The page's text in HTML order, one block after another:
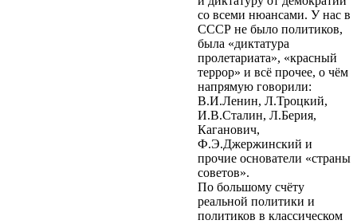
со всеми нюансами. У нас в
СССР не было политиков,
была «диктатура
пролетариата», «красный
террор» и всё прочее, о чём
напрямую говорили:
В.И.Ленин, Л.Троцкий,
И.В.Сталин, Л.Берия,
Каганович,
Ф.Э.Джержинский и
прочие основатели «страны
советов».
По большому счёту
реальной политики и
политиков в классическом